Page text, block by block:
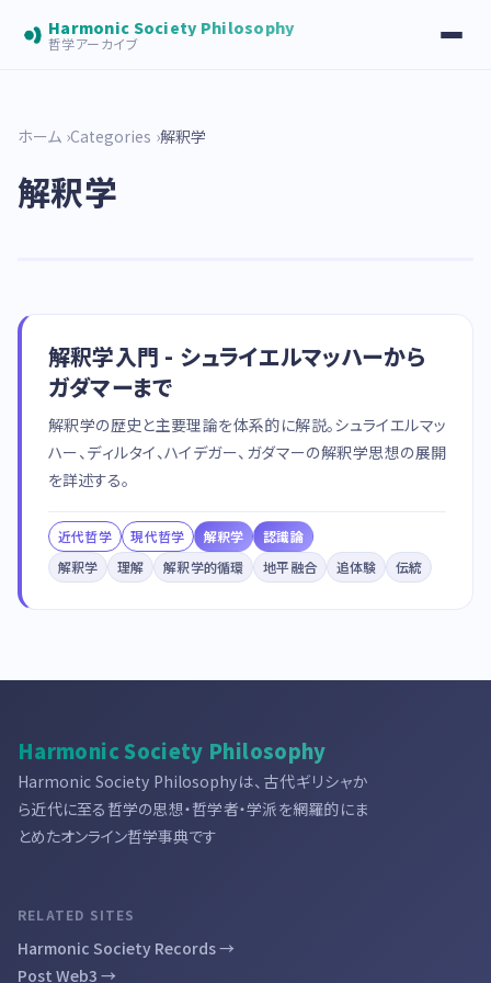
Harmonic Society Philosophy
哲学アーカイブ
ホーム Categories 解釈学
解釈学
解釈学入門 - シュライエルマッハーから
ガダマーまで
解釈学の歴史と主要理論を体系的に解説。シュライエルマッ
ハー、ディルタイ、ハイデガー、ガダマーの解釈学思想の展開
を詳述する。
近代哲学 現代哲学 解釈学
認識論
解釈学
理解 解釈学的循環 地平融合 追体験 伝統
Harmonic Society Philosophy
Harmonic Society Philosophyは、古代ギリシャか
ら近代に至る哲学の思想・哲学者・学派を網羅的にま
とめたオンライン哲学事典です
RELATED SITES
Harmonic Society Records →
Post Web3 →